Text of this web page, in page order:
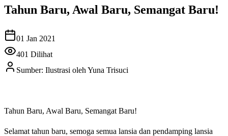
Tahun Baru, Awal Baru, Semangat Baru!
01 Jan 2021
401 Dilihat
Sumber: Ilustrasi oleh Yuna Trisuci
Tahun Baru, Awal Baru, Semangat Baru!
Selamat tahun baru, semoga semua lansia dan pendamping lansia